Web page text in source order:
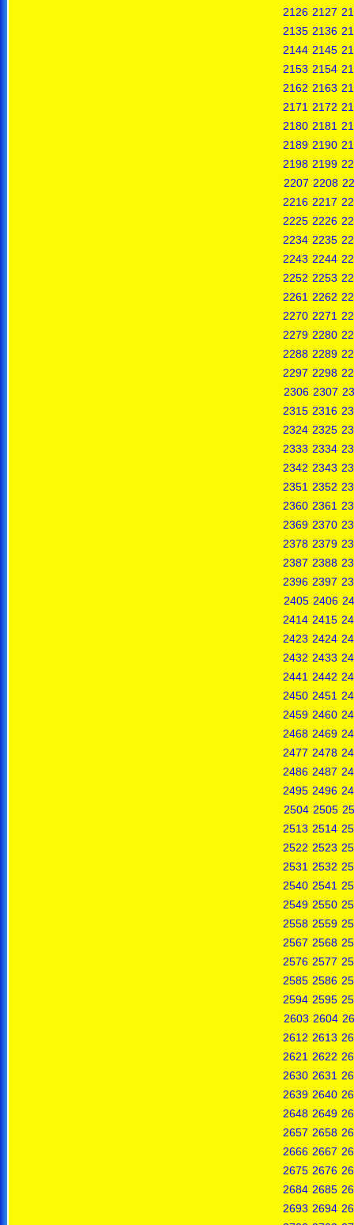
2126 2127
2135 2136
2144 2145
2153 2154
2162 2163
2171 2172
2180 2181
2189 2190
2198 2199
2207 2208
2216 2217
2225 2226
2234 2235
2243 2244
2252 2253
2261 2262
2270 2271
2279 2280
2288 2289
2297 2298
2306 2307
2315 2316
2324 2325
2333 2334
2342 2343
2351 2352
2360 2361
2369 2370
2378 2379
2387 2388
2396 2397
2405 2406
2414 2415
2423 2424
2432 2433
2441 2442
2450 2451
2459 2460
2468 2469
2477 2478
2486 2487
2495 2496
2504 2505
2513 2514
2522 2523
2531 2532
2540 2541
2549 2550
2558 2559
2567 2568
2576 2577
2585 2586
2594 2595
2603 2604
2612 2613
2621 2622
2630 2631
2639 2640
2648 2649
2657 2658
2666 2667
2675 2676
2684 2685
2693 2694